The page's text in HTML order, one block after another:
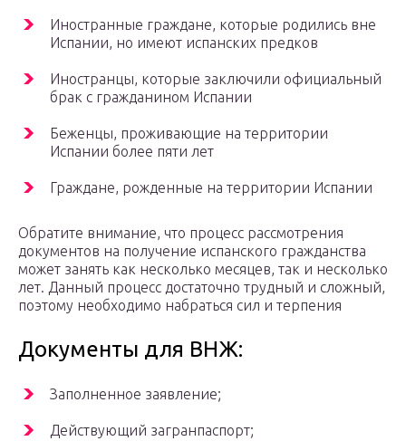
Иностранные граждане, которые родились вне
Испании, но имеют испанских предков
Иностранцы, которые заключили официальный
брак с гражданином Испании
Беженцы, проживающие на территории
Испании более пяти лет
Граждане, рожденные на территории Испании
Обратите внимание, что процесс рассмотрения
документов на получение испанского гражданства
может занять как несколько месяцев, так и несколько
лет. Данный процесс достаточно трудный и сложный,
поэтому необходимо набраться сил и терпения
Документы для ВНЖ:
Заполненное заявление;
Действующий загранпаспорт;